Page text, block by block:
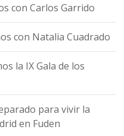
con Carlos Garrido
con Natalia Cuadrado
la IX Gala de los
para vivir la
en Fuden